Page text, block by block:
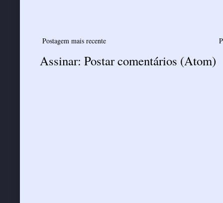
Postagem mais recente
Assinar: Postar comentários (Atom)